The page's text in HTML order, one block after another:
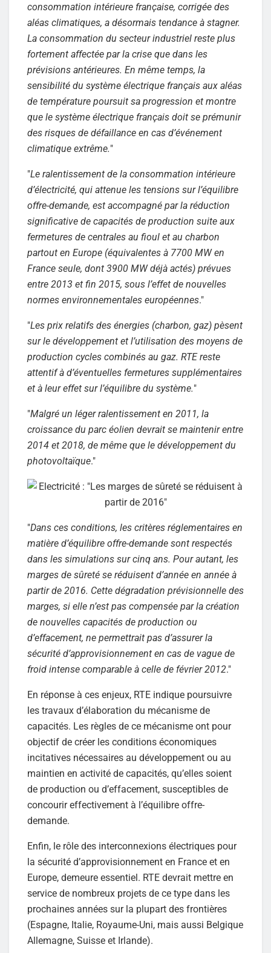
consommation intérieure française, corrigée des
aléas climatiques, a désormais tendance à stagner.
La consommation du secteur industriel reste plus
fortement affectée par la crise que dans les
prévisions antérieures. En même temps, la
sensibilité du système électrique français aux aléas
de température poursuit sa progression et montre
que le système électrique français doit se prémunir
des risques de défaillance en cas d’événement
climatique extrême."
"Le ralentissement de la consommation intérieure
d’électricité, qui attenue les tensions sur l’équilibre
offre-demande, est accompagné par la réduction
significative de capacités de production suite aux
fermetures de centrales au fioul et au charbon
partout en Europe (équivalentes à 7700 MW en
France seule, dont 3900 MW déjà actés) prévues
entre 2013 et fin 2015, sous l’effet de nouvelles
normes environnementales européennes."
"Les prix relatifs des énergies (charbon, gaz) pèsent
sur le développement et l’utilisation des moyens de
production cycles combinés au gaz. RTE reste
attentif à d’éventuelles fermetures supplémentaires
et à leur effet sur l’équilibre du système."
"Malgré un léger ralentissement en 2011, la
croissance du parc éolien devrait se maintenir entre
2014 et 2018, de même que le développement du
photovoltaïque."
"Dans ces conditions, les critères réglementaires en
matière d’équilibre offre-demande sont respectés
dans les simulations sur cinq ans. Pour autant, les
marges de sûreté se réduisent d’année en année à
partir de 2016. Cette dégradation prévisionnelle des
marges, si elle n’est pas compensée par la création
de nouvelles capacités de production ou
d’effacement, ne permettrait pas d’assurer la
sécurité d’approvisionnement en cas de vague de
froid intense comparable à celle de février 2012."
En réponse à ces enjeux, RTE indique poursuivre
les travaux d’élaboration du mécanisme de
capacités. Les règles de ce mécanisme ont pour
objectif de créer les conditions économiques
incitatives nécessaires au développement ou au
maintien en activité de capacités, qu’elles soient
de production ou d’effacement, susceptibles de
concourir effectivement à l’équilibre offre-
demande.
Enfin, le rôle des interconnexions électriques pour
la sécurité d’approvisionnement en France et en
Europe, demeure essentiel. RTE devrait mettre en
service de nombreux projets de ce type dans les
prochaines années sur la plupart des frontières
(Espagne, Italie, Royaume-Uni, mais aussi Belgique
Allemagne, Suisse et Irlande).